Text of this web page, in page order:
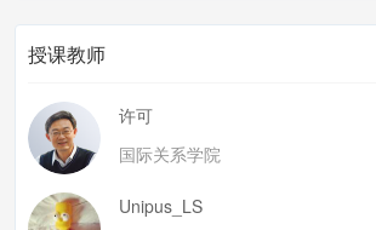
授课教师
许可
国际关系学院
Unipus_LS